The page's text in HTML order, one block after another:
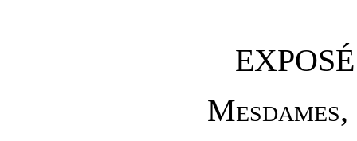
Mesdames